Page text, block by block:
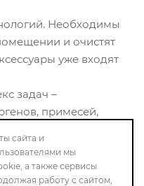
Необходимы
и очистят
уже входят
задач –
примесей,
сайта и
мы
а также сервисы
работу с сайтом,